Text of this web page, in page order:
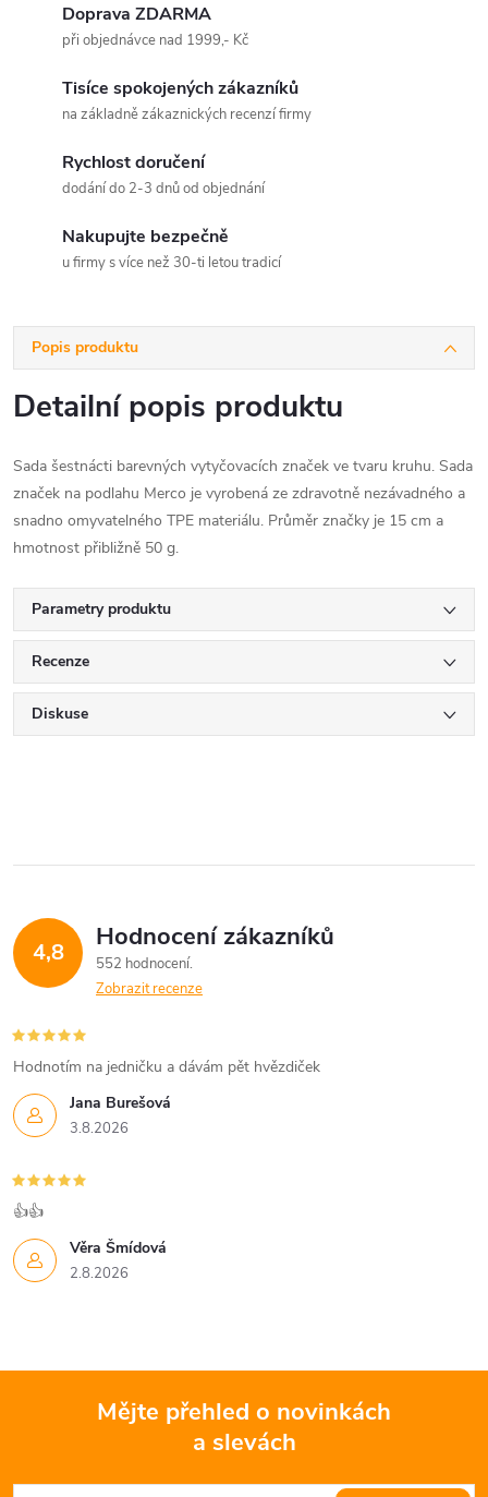
Doprava ZDARMA
při objednávce nad 1999,- Kč
Tisíce spokojených zákazníků
na základně zákaznických recenzí firmy
Rychlost doručení
dodání do 2-3 dnů od objednání
Nakupujte bezpečně
u firmy s více než 30-ti letou tradicí
Popis produktu
Detailní popis produktu
Sada šestnácti barevných vytyčovacích značek ve tvaru kruhu. Sada
značek na podlahu Merco je vyrobená ze zdravotně nezávadného a
snadno omyvatelného TPE materiálu. Průměr značky je 15 cm a
hmotnost přibližně 50 g.
Parametry produktu
Recenze
Diskuse
4,8 Hodnocení zákazníků
552 hodnocení
Zobrazit recenze
Jana Burešová
3.8.2026
Hodnotím na jedničku a dávám pět hvězdiček
Věra Šmídová
2.8.2026
👍👍
Mějte přehled o novinkách
a slevách